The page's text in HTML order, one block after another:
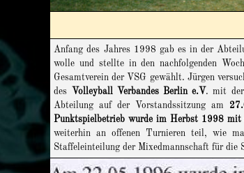
Anfang des Jahres 1998 gab es in der
wolle und stellte in den nachfolgenden
Gesamtverein der VSG gewählt. Jürgen
des
Volleyball Verbandes Berlin e.V. mit
Abteilung auf der Vorstandssitzung am
Punktspielbetrieb wurde im Herbst 1998 mit
weiterhin an offenen Turnieren teil, wie
Staffeleinteilung der Mixedmannschaft für